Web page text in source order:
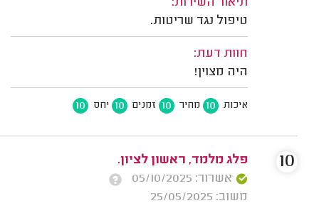
תיאור השירות:
טיפול נגד שריטות.
חוות דעת:
היה מצוין!
איכות 10 מחיר 10 זמנים 10 יחס 10
פלג מלמד, ראשון לציון.
אשרור: 05/10/2025
משוב: 25/05/2025
10